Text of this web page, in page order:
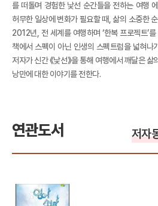
를 떠돌며 경험한 낯선 순간들을 전하는 여행
허무한 일상에 변화가 필요할 때, 삶의 소중한
2012년, 전 세계를 여행하며 ‘한복 프로젝트’
책에서 스펙이 아닌 인생의 스펙트럼을 넓혀나
저자가 신간 《낯선》을 통해 여행에서 깨달은
낭만에 대한 이야기를 전한다.
연관도서 저자